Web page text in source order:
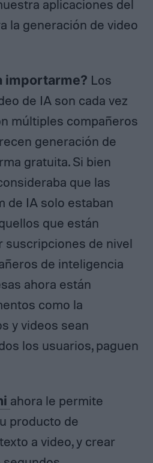
aplicaciones del
la generación de video
importarme? Los
de IA son cada vez
múltiples compañeros
generación de
gratuita. Si bien
que las
de IA solo estaban
que están
suscripciones de nivel
de inteligencia
ahora están
como la
y videos sean
los usuarios, paguen
ahora le permite
producto de
a video, y crear